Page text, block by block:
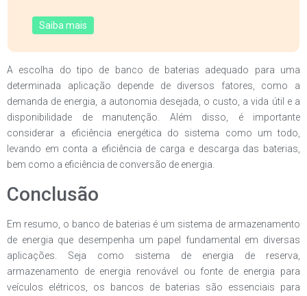
Saiba mais
A escolha do tipo de banco de baterias adequado para uma
determinada aplicação depende de diversos fatores, como a
demanda de energia, a autonomia desejada, o custo, a vida útil e a
disponibilidade de manutenção. Além disso, é importante
considerar a eficiência energética do sistema como um todo,
levando em conta a eficiência de carga e descarga das baterias,
bem como a eficiência de conversão de energia.
Conclusão
Em resumo, o banco de baterias é um sistema de armazenamento
de energia que desempenha um papel fundamental em diversas
aplicações. Seja como sistema de energia de reserva,
armazenamento de energia renovável ou fonte de energia para
veículos elétricos, os bancos de baterias são essenciais para